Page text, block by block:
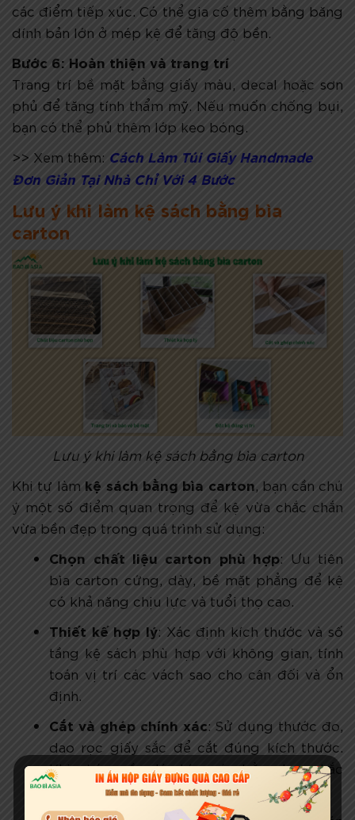
các điểm tiếp xúc. Có thể gia cố thêm bằng băng
dính bản lớn ở mép kệ để tăng độ bền.
Bước 6: Hoàn thiện và trang trí
Trang trí bề mặt bằng giấy màu, decal hoặc sơn
phủ để tăng tính thẩm mỹ. Nếu muốn chống bụi,
bạn có thể phủ thêm lớp keo bóng.
>> Xem thêm: Cách Làm Túi Giấy Handmade
Đơn Giản Tại Nhà Chỉ Với 4 Bước
Lưu ý khi làm kệ sách bằng bìa
carton
Lưu ý khi làm kệ sách bằng bìa carton
Khi tự làm kệ sách bằng bìa carton , bạn cần chú
ý một số điểm quan trọng để kệ vừa chắc chắn
vừa bền đẹp trong quá trình sử dụng:
Chọn chất liệu carton phù hợp: Ưu tiên
bìa carton cứng, dày, bề mặt phẳng để kệ
có khả năng chịu lực và tuổi thọ cao.
Thiết kế hợp lý: Xác định kích thước và số
tầng kệ sách phù hợp với không gian, tính
toán vị trí các vách sao cho cân đối và ổn
định.
Cắt và ghép chính xác: Sử dụng thước đo,
dao rọc giấy sắc để cắt đúng kích thước.
Khi ghép, cần dán kín mép bằng keo chắc
để tăng độ bền.